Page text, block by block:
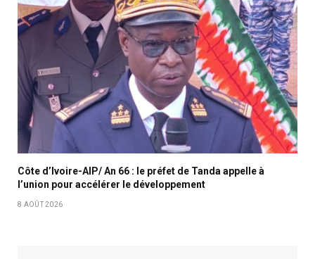
Côte d’Ivoire-AIP/ An 66 : le préfet de Tanda appelle à
l’union pour accélérer le développement
8 AOÛT 2026